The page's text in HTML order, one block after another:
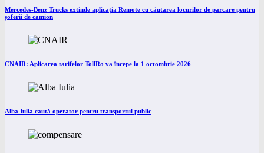
Mercedes-Benz Trucks extinde aplicația Remote cu căutarea locurilor de parcare pentru
șoferii de camion
CNAIR: Aplicarea tarifelor TollRo va începe la 1 octombrie 2026
Alba Iulia caută operator pentru transportul public